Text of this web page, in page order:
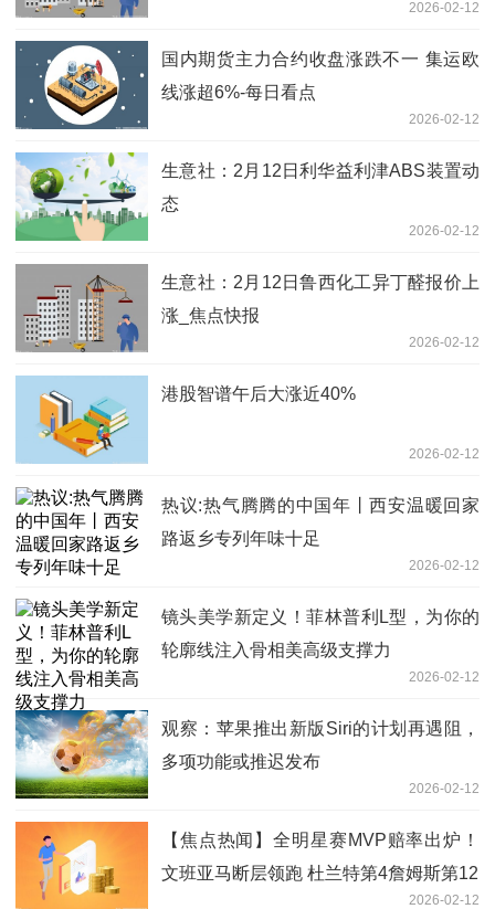
2026-02-12
国内期货主力合约收盘涨跌不一 集运欧
线涨超6%-每日看点
2026-02-12
生意社：2月12日利华益利津ABS装置动
态
2026-02-12
生意社：2月12日鲁西化工异丁醛报价上
涨_焦点快报
2026-02-12
港股智谱午后大涨近40%
2026-02-12
热议:热气腾腾的中国年丨西安温暖回家
路返乡专列年味十足
2026-02-12
镜头美学新定义！菲林普利L型，为你的
轮廓线注入骨相美高级支撑力
2026-02-12
观察：苹果推出新版Siri的计划再遇阻，
多项功能或推迟发布
2026-02-12
【焦点热闻】全明星赛MVP赔率出炉！
文班亚马断层领跑 杜兰特第4詹姆斯第12
2026-02-12